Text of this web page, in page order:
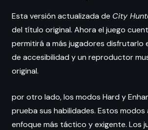
Esta versión actualizada de City
del título original. Ahora el juego
permitirá a más jugadores disfrutarlo
de accesibilidad y un reproductor
original.
por otro lado, los modos Hard y
prueba sus habilidades. Estos
enfoque más táctico y exigente. Los